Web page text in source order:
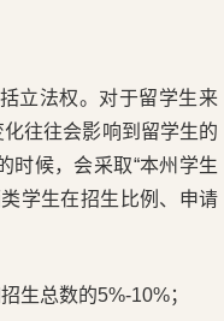
立法权。对于留学生来
往往会影响到留学生的
时候，会采取“本州学生
学生在招生比例、申请
生总数的5%-10%；